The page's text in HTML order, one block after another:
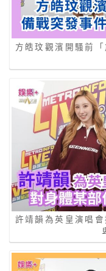
方皓玟觀濱開騷前
許靖韻為英皇演唱